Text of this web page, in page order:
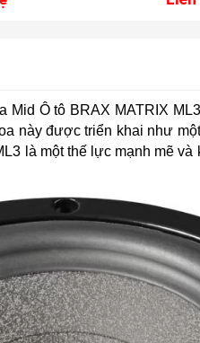
Mid Ô tô BRAX MATRIX
này được triển khai như
là một thế lực mạnh mẽ